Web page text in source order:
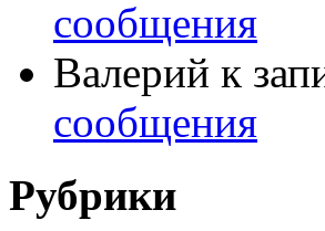
сообщения
Валерий к
сообщения
Рубрики